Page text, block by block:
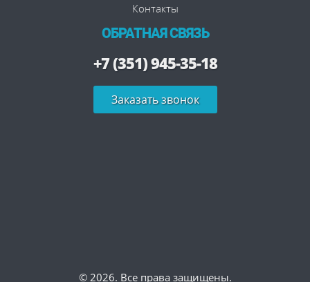
Контакты
ОБРАТНАЯ СВЯЗЬ
+7 (351) 945-35-18
Заказать звонок
© 2026. Все права защищены.